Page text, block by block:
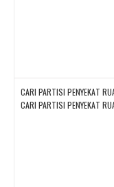
CARI PARTISI PENYEKAT
CARI PARTISI PENYEKAT
CARI PARTISI PENYEKAT
CARI PARTISI PENYEKAT
CARI PARTISI PENYEKAT